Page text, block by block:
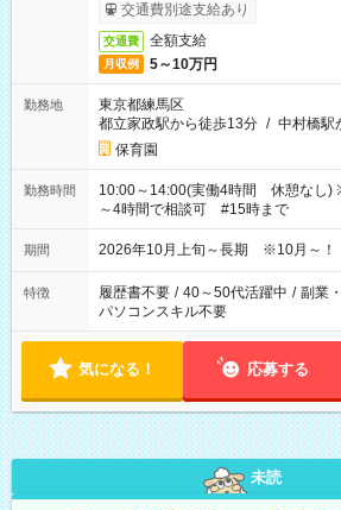
交通費別途支給あり
交通費 全額支給
月収例 5～10万円
勤務地
東京都練馬区
都立家政駅から徒歩13分 / 中村橋駅
保育園
勤務時間
10:00～14:00(実働4時間 休憩なし)
～4時間で相談可 #15時まで
期間 2026年10月上旬～長期 ※10月～！
特徴 履歴書不要 / 40～50代活躍中 / 副業
パソコンスキル不要
気になる！ 応募する
未読